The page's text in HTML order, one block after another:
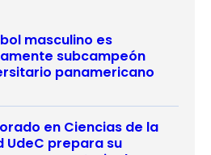
masculino es
subcampeón
panamericano
en Ciencias de la
UdeC prepara su